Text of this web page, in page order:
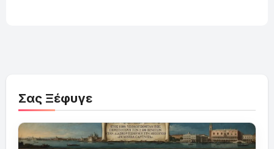
Σας Ξέφυγε